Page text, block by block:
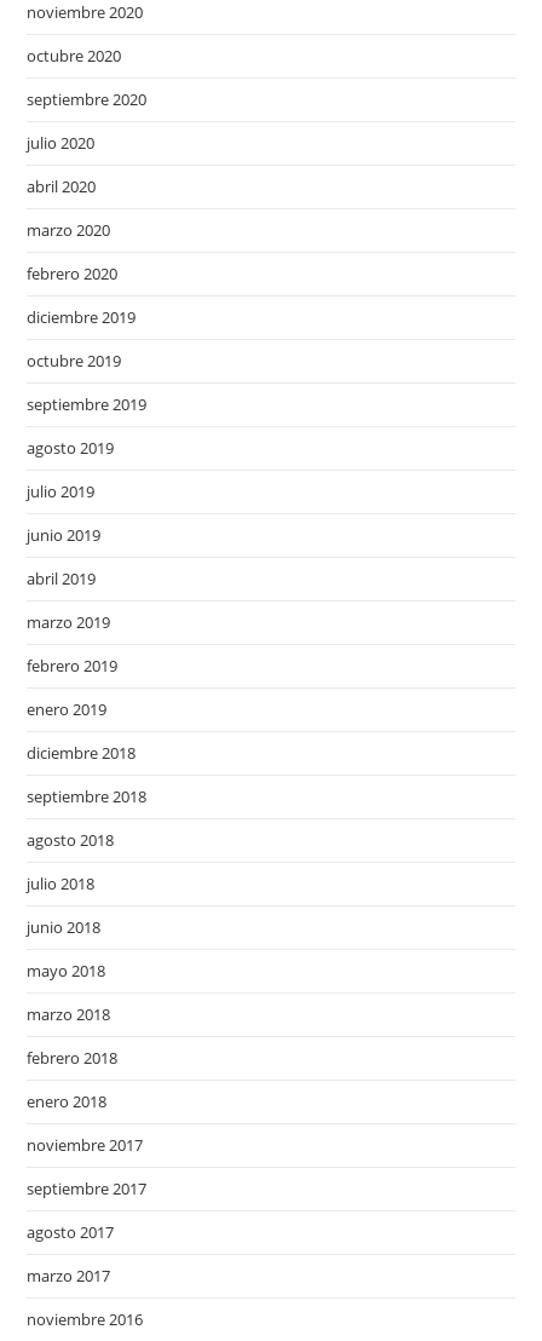
noviembre 2020
octubre 2020
septiembre 2020
julio 2020
abril 2020
marzo 2020
febrero 2020
diciembre 2019
octubre 2019
septiembre 2019
agosto 2019
julio 2019
junio 2019
abril 2019
marzo 2019
febrero 2019
enero 2019
diciembre 2018
septiembre 2018
agosto 2018
julio 2018
junio 2018
mayo 2018
marzo 2018
febrero 2018
enero 2018
noviembre 2017
septiembre 2017
agosto 2017
marzo 2017
noviembre 2016